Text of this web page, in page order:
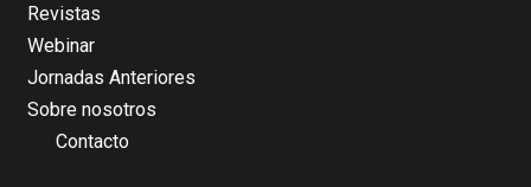
Revistas
Webinar
Jornadas Anteriores
Sobre nosotros
Contacto